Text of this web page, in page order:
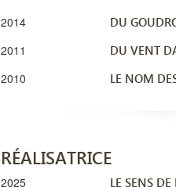
2014 DU
2011 DU VENT
2010 LE NOM
RÉALISATRICE
2025 LE SENS